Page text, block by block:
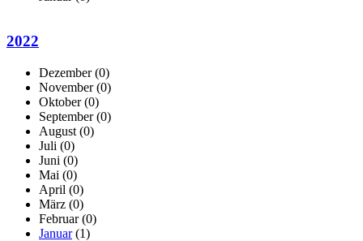
2022
Dezember(0)
November(0)
Oktober(0)
September(0)
August (0)
Juli (0)
Juni (0)
Mai (0)
April (0)
März (0)
Februar(0)
Januar (1)